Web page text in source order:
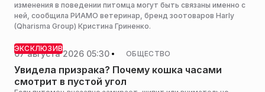
изменения в поведении питомца могут быть связаны именно с
ней, сообщила РИАМО ветеринар, бренд зоотоваров Harly
(Qharisma Group) Кристина Гриненко.
ЭКСКЛЮЗИВ
07 августа 2026 05:30 ОБЩЕСТВО
Увидела призрака? Почему кошка часами
смотрит в пустой угол